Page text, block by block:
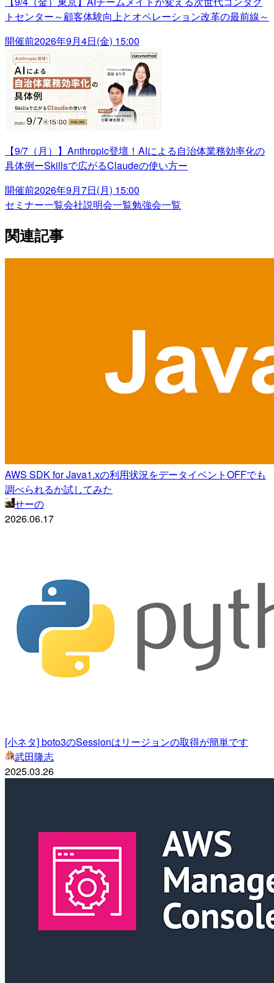
トセンター～顧客体験向上とオペレーション改革の最前線～
開催前2026年9月4日(金) 15:00
【9/7（月）】Anthropic登壇！AIによる自治体業務効率化の
具体例ーSkillsで広がるClaudeの使い方ー
開催前2026年9月7日(月) 15:00
セミナー一覧会社説明会一覧勉強会一覧
関連記事
AWS SDK for Java1.xの利用状況をデータイベントOFFでも
調べられるか試してみた
せーの
2026.06.17
[小ネタ] boto3のSessionはリージョンの取得が簡単です
武田隆志
2025.03.26